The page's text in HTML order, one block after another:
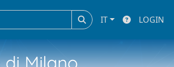
IT LOGIN
Milano